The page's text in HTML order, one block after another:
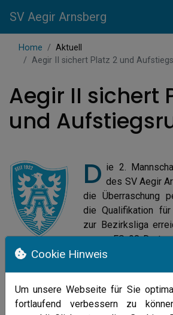
SV Aegir Arnsberg
Home
Aktuell
Aegir II sichert Platz 2 und
Aegir II sichert
und
D ie 2.
des SV Aegir
die Überraschung
die Qualifikation
zur Bezirksliga
gegen FS 98
konzentriert und kam zu einem
ausgetragen, welches nicht in
weil dort in diesem Sommer kein
Verfügung steht.
Cookie Hinweis
Um unsere Webseite für Sie
fortlaufend verbessern zu